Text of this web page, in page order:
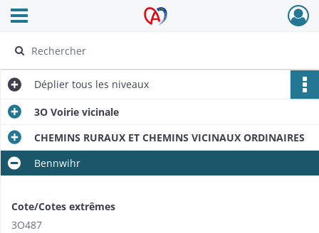
Archives Alsace - Colmar
Ouvrir le menu déroulant
Déplier tous les niveaux
3O Voirie vicinale
CHEMINS RURAUX ET CHEMINS VICINAUX ORDINAIRES
Bennwihr
Cote/Cotes extrêmes
3O487